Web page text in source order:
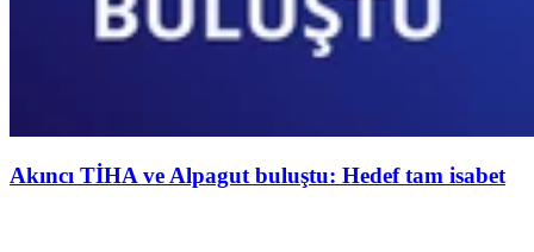
Akıncı TİHA ve Alpagut buluştu: Hedef tam isabet